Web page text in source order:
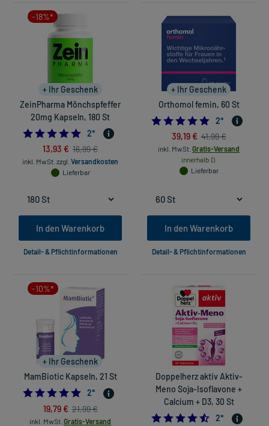
-18%*
+ Ihr Geschenk
ZeinPharma Mönchspfeffer
20mg Kapseln, 180 St
5.0
2*
13,93 € 16,99 €
inkl. MwSt. zzgl. Versandkosten
Lieferbar
In den Warenkorb
Detail- & Pflichtinformationen
+ Ihr Geschenk
Orthomol femin, 60 St
5.0
2*
39,19 € 41,99 €
inkl. MwSt. Gratis-Versand
innerhalb D.
Lieferbar
In den Warenkorb
Detail- & Pflichtinformationen
-10%*
+ Ihr Geschenk
MamBiotic Kapseln, 21 St
5.0
2*
19,79 € 21,99 €
inkl. MwSt. Gratis-Versand
Doppelherz aktiv Aktiv-
Meno Soja-Isoflavone +
Calcium + D3, 30 St
4.5
2*